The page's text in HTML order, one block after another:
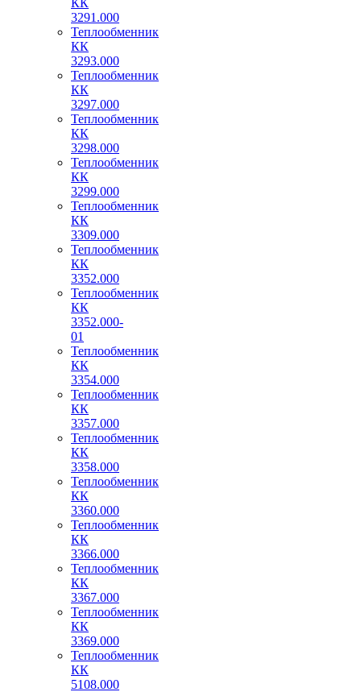
КК
3291.000
Теплообменник
КК
3293.000
Теплообменник
КК
3297.000
Теплообменник
КК
3298.000
Теплообменник
КК
3299.000
Теплообменник
КК
3309.000
Теплообменник
КК
3352.000
Теплообменник
КК
3352.000-
01
Теплообменник
КК
3354.000
Теплообменник
КК
3357.000
Теплообменник
КК
3358.000
Теплообменник
КК
3360.000
Теплообменник
КК
3366.000
Теплообменник
КК
3367.000
Теплообменник
КК
3369.000
Теплообменник
КК
5108.000